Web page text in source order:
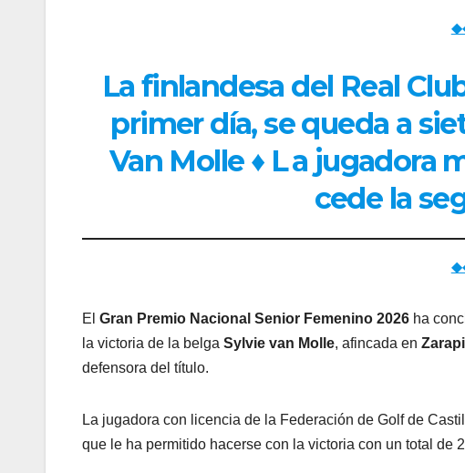
La finlandesa del Real
primer día, se queda a
Van Molle ♦ La jugadora
cede la
El Gran Premio Nacional Senior Femenino 2026 ha
la victoria de la belga Sylvie van Molle, afincada en
defensora del título.
La jugadora con licencia de la Federación de Golf de
que le ha permitido hacerse con la victoria con un total de